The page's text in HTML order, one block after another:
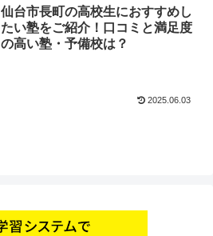
仙台市長町の高校生におすすめし
たい塾をご紹介！口コミと満足度
の高い塾・予備校は？
2025.06.03